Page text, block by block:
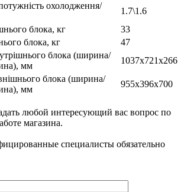
охолодження/
1.7\1.6
блока, кг
33
блока, кг
47
блока (ширина/
мм
1037х721х266
блока (ширина/
мм
955х396х700
любой интересующий вас вопрос по
магазина.
специалисты обязательно